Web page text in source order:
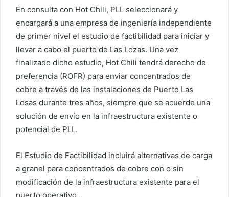
En consulta con Hot Chili, PLL seleccionará y
encargará a una empresa de ingeniería independiente
de primer nivel el estudio de factibilidad para iniciar y
llevar a cabo el puerto de Las Lozas. Una vez
finalizado dicho estudio, Hot Chili tendrá derecho de
preferencia (ROFR) para enviar concentrados de
cobre a través de las instalaciones de Puerto Las
Losas durante tres años, siempre que se acuerde una
solución de envío en la infraestructura existente o
potencial de PLL.
El Estudio de Factibilidad incluirá alternativas de carga
a granel para concentrados de cobre con o sin
modificación de la infraestructura existente para el
puerto operativo.